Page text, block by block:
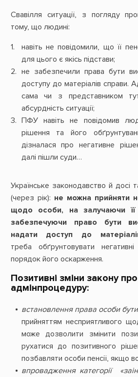
Свавілля ситуації, з погляду
тому, що людині:
навіть не повідомили, що її
для цього є якісь підстави;
не забезпечили права бути
доступу до матеріалів справи.
сама чи з представником
абсурдність ситуації;
ПФУ навіть не повідомив
рішення та його
дізналася про негативне
далі пішли суди…
Українське законодавство й досі
(через рік): не можна прийняти
щодо особи, на залучаючи
забезпечуючи право бути
надати доступ до
треба обґрунтовувати
порядок його оскарження.
Позитивні зміни закону про
адмінпроцедуру:
встановлення права особи
прийняттям несприятливого
може дозволити змінити
рухатися до позитивного
позбавляти особи пенсії, якщо
впровадження категорії